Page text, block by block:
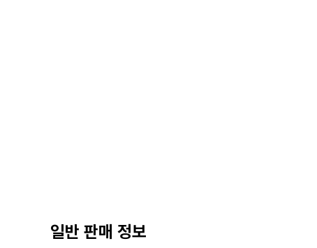
일반 판매 정보